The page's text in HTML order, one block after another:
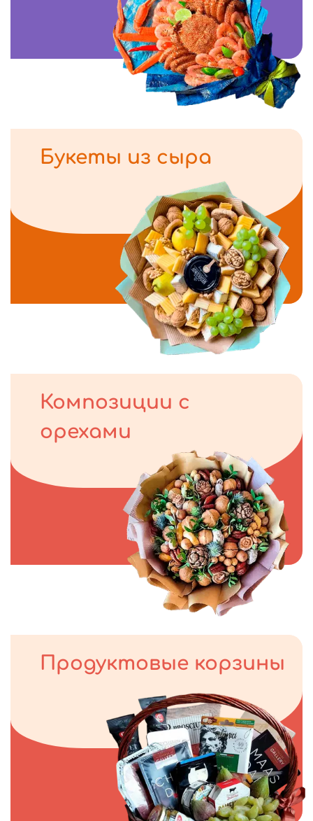
Букеты из сыра
Композиции с
орехами
Продуктовые корзины